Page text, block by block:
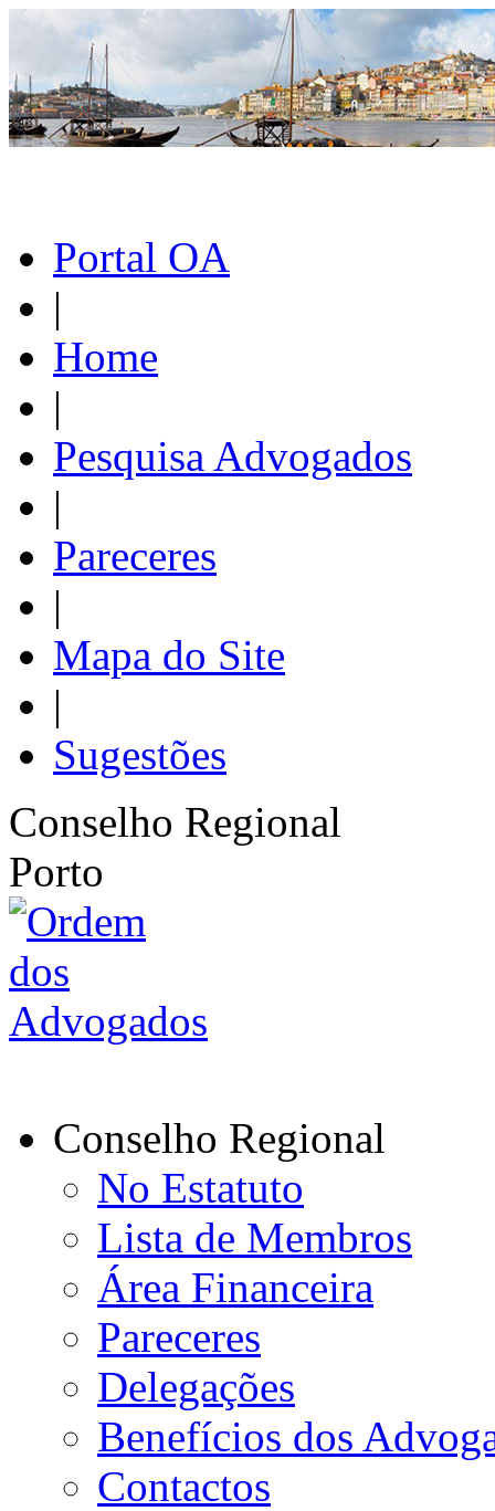
Portal OA
|
Home
|
Pesquisa Advogados
|
Pareceres
|
Mapa do Site
|
Sugestões
Conselho Regional
Porto
Conselho Regional
No Estatuto
Lista de Membros
Área Financeira
Pareceres
Delegações
Benefícios dos
Contactos